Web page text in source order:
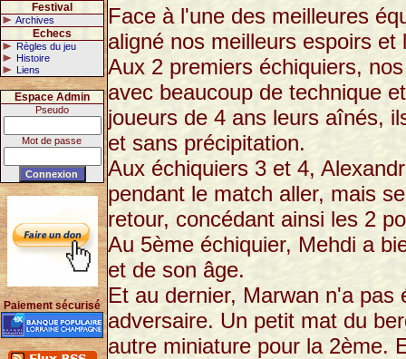
Festival
Archives
Echecs
Règles du jeu
Histoire
Liens
Espace Admin
Pseudo
Mot de passe
Paiement sécurisé
Face à l'une des meilleures
aligné nos meilleurs espoirs
Aux 2 premiers échiquiers,
avec beaucoup de technique
joueurs de 4 ans leurs aînés,
et sans précipitation.
Aux échiquiers 3 et 4,
pendant le match aller, mais
retour, concédant ainsi les 2
Au 5ème échiquier, Mehdi a
et de son âge.
Et au dernier, Marwan n'a
adversaire. Un petit mat du
autre miniature pour la 2ème.